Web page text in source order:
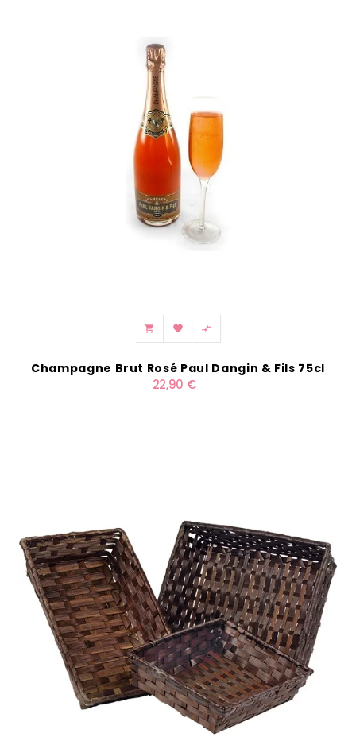
  
Champagne Brut Rosé Paul Dangin & Fils 75cl
22,90 €